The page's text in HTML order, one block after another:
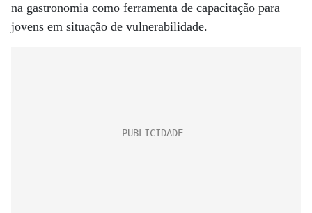
na gastronomia como ferramenta de capacitação para
jovens em situação de vulnerabilidade.